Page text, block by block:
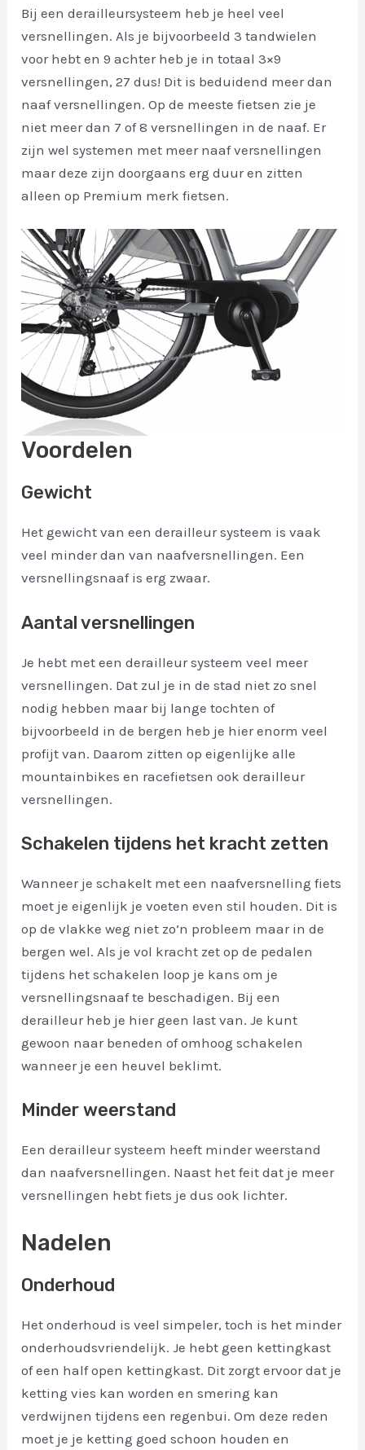
Bij een derailleursysteem heb je heel veel
versnellingen. Als je bijvoorbeeld 3 tandwielen
voor hebt en 9 achter heb je in totaal 3×9
versnellingen, 27 dus! Dit is beduidend meer dan
naaf versnellingen. Op de meeste fietsen zie je
niet meer dan 7 of 8 versnellingen in de naaf. Er
zijn wel systemen met meer naaf versnellingen
maar deze zijn doorgaans erg duur en zitten
alleen op Premium merk fietsen.
Voordelen
Gewicht
Het gewicht van een derailleur systeem is vaak
veel minder dan van naafversnellingen. Een
versnellingsnaaf is erg zwaar.
Aantal versnellingen
Je hebt met een derailleur systeem veel meer
versnellingen. Dat zul je in de stad niet zo snel
nodig hebben maar bij lange tochten of
bijvoorbeeld in de bergen heb je hier enorm veel
profijt van. Daarom zitten op eigenlijke alle
mountainbikes en racefietsen ook derailleur
versnellingen.
Schakelen tijdens het kracht zetten
Wanneer je schakelt met een naafversnelling fiets
moet je eigenlijk je voeten even stil houden. Dit is
op de vlakke weg niet zo’n probleem maar in de
bergen wel. Als je vol kracht zet op de pedalen
tijdens het schakelen loop je kans om je
versnellingsnaaf te beschadigen. Bij een
derailleur heb je hier geen last van. Je kunt
gewoon naar beneden of omhoog schakelen
wanneer je een heuvel beklimt.
Minder weerstand
Een derailleur systeem heeft minder weerstand
dan naafversnellingen. Naast het feit dat je meer
versnellingen hebt fiets je dus ook lichter.
Nadelen
Onderhoud
Het onderhoud is veel simpeler, toch is het minder
onderhoudsvriendelijk. Je hebt geen kettingkast
of een half open kettingkast. Dit zorgt ervoor dat je
ketting vies kan worden en smering kan
verdwijnen tijdens een regenbui. Om deze reden
moet je je ketting goed schoon houden en